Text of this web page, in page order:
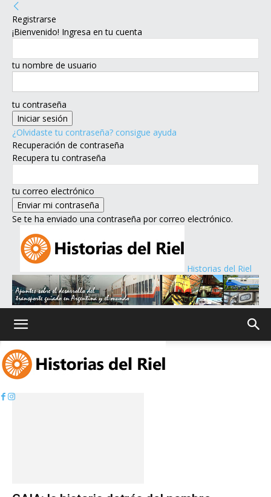
Registrarse
¡Bienvenido! Ingresa en tu cuenta
tu nombre de usuario
tu contraseña
¿Olvidaste tu contraseña? consigue ayuda
Recuperación de contraseña
Recupera tu contraseña
tu correo electrónico
Se te ha enviado una contraseña por correo electrónico.
Historias del Riel
Inicio
Etiqueta: NCA